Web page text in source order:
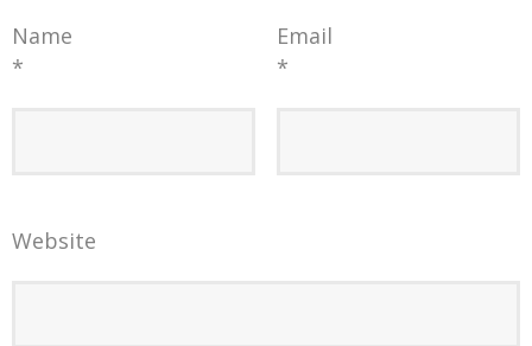
Name
*
Email
*
Website